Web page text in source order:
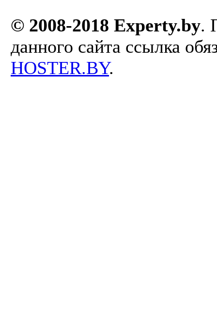
© 2008-2018 Experty.by.
данного сайта ссылка
HOSTER.BY.